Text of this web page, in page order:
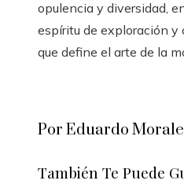
opulencia y diversidad,
espíritu de exploración y
que define el arte de la
Por Eduardo
También Te Puede